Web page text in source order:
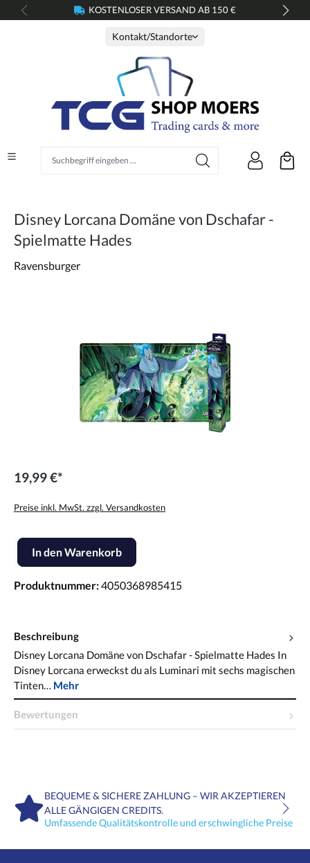
springen KOSTENLOSER VERSAND AB 150 €
Kontakt/Standorte
Disney Lorcana Domäne von Dschafar -
Spielmatte Hades
Ravensburger
19,99 €*
Preise inkl. MwSt. zzgl. Versandkosten
Produkt Anzahl: Gib den gewünschten Wert ein oder benutze die
In den Warenkorb
Produktnummer:4050368985415
Beschreibung
Disney Lorcana Domäne von Dschafar - Spielmatte Hades In
Disney Lorcana erweckst du als Luminari mit sechs magischen
Tinten… Mehr
Bewertungen
BEQUEME & SICHERE ZAHLUNG – WIR AKZEPTIEREN
ALLE GÄNGIGEN CREDITS.
Umfassende Qualitätskontrolle und erschwingliche Preise